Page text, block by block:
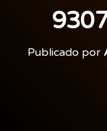
Publicado por